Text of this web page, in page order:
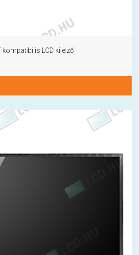
kompatibilis LCD kijelző